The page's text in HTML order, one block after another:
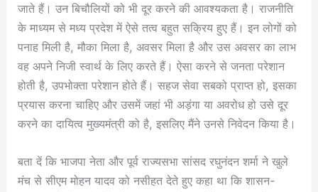
जाते हैं। उन बिचौलियों को भी दूर करने की आवश्यकता है। राजनीति
के माध्यम से मध्य प्रदेश में ऐसे तत्व बहुत सक्रिय हुए हैं। इन लोगों को
पनाह मिली है, मौका मिला है, अवसर मिला है और उस अवसर का लाभ
वह अपने निजी स्वार्थ के लिए करते हैं। ऐसा करने से जनता परेशान
होती है, उपभोक्ता परेशान होते हैं। सहज सेवा सबको प्राप्त हो, इसका
प्रयास करना चाहिए और उसमें जहां भी अड़ंगा या अवरोध हो उसे दूर
करने का दायित्व मुख्यमंत्री को है, इसलिए मैंने उनसे निवेदन किया है।
बता दें कि भाजपा नेता और पूर्व राज्यसभा सांसद रघुनंदन शर्मा ने खुले
मंच से सीएम मोहन यादव को नसीहत देते हुए कहा था कि शासन-